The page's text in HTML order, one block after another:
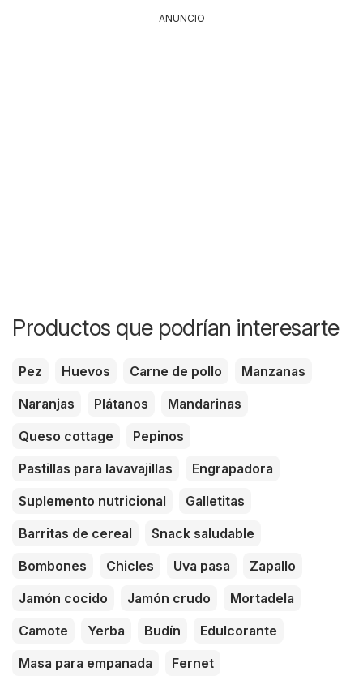
ANUNCIO
Productos que podrían interesarte
Pez Huevos Carne de pollo
Manzanas
Naranjas
Plátanos
Mandarinas
Queso cottage
Pepinos
Pastillas para lavavajillas
Engrapadora
Suplemento nutricional
Galletitas
Barritas de cereal
Snack saludable
Bombones
Chicles Uva pasa
Zapallo
Jamón cocido
Jamón crudo
Mortadela
Camote
Yerba Budín
Edulcorante
Masa para empanada
Fernet